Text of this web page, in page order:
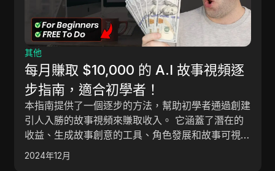
其他
每月賺取 $10,000 的 A.I 故事視頻逐
步指南，適合初學者！
本指南提供了一個逐步的方法，幫助初學者通過創建
引人入勝的故事視頻來賺取收入。 它涵蓋了潛在的
收益、生成故事創意的工具、角色發展和故事可視
化，最終導致視頻的完成和在 YouTube 等平台上的
貨幣化。
2024年12月